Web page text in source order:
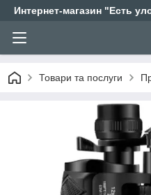
Интернет-магазин "Есть
Товари та послуги